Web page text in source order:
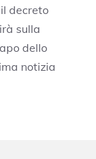
decreto
sulla
dello
notizia